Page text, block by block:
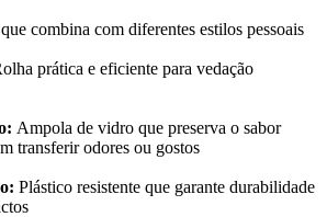
combina com diferentes estilos pessoais
prática e eficiente para vedação
Ampola de vidro que preserva o sabor
transferir odores ou gostos
Plástico resistente que garante durabilidade